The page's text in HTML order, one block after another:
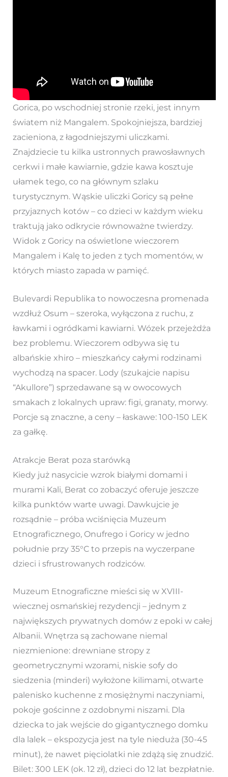
Gorica, po wschodniej stronie rzeki, jest innym
światem niż Mangalem. Spokojniejsza, bardziej
zacieniona, z łagodniejszymi uliczkami.
Znajdziecie tu kilka ustronnych prawosławnych
cerkwi i małe kawiarnie, gdzie kawa kosztuje
ułamek tego, co na głównym szlaku
turystycznym. Wąskie uliczki Goricy są pełne
przyjaznych kotów – co dzieci w każdym wieku
traktują jako odkrycie równoważne twierdzy.
Widok z Goricy na oświetlone wieczorem
Mangalem i Kalę to jeden z tych momentów, w
których miasto zapada w pamięć.
Bulevardi Republika to nowoczesna promenada
wzdłuż Osum – szeroka, wyłączona z ruchu, z
ławkami i ogródkami kawiarni. Wózek przejeżdża
bez problemu. Wieczorem odbywa się tu
albańskie xhiro – mieszkańcy całymi rodzinami
wychodzą na spacer. Lody (szukajcie napisu
“Akullore”) sprzedawane są w owocowych
smakach z lokalnych upraw: figi, granaty, morwy.
Porcje są znaczne, a ceny – łaskawe: 100-150 LEK
za gałkę.
Atrakcje Berat poza starówką
Kiedy już nasycicie wzrok białymi domami i
murami Kali, Berat co zobaczyć oferuje jeszcze
kilka punktów warte uwagi. Dawkujcie je
rozsądnie – próba wciśnięcia Muzeum
Etnograficznego, Onufrego i Goricy w jedno
południe przy 35°C to przepis na wyczerpane
dzieci i sfrustrowanych rodziców.
Muzeum Etnograficzne mieści się w XVIII-
wiecznej osmańskiej rezydencji – jednym z
największych prywatnych domów z epoki w całej
Albanii. Wnętrza są zachowane niemal
niezmienione: drewniane stropy z
geometrycznymi wzorami, niskie sofy do
siedzenia (minderi) wyłożone kilimami, otwarte
palenisko kuchenne z mosiężnymi naczyniami,
pokoje gościnne z ozdobnymi niszami. Dla
dziecka to jak wejście do gigantycznego domku
dla lalek – ekspozycja jest na tyle nieduża (30-45
minut), że nawet pięciolatki nie zdążą się znudzić.
Bilet: 300 LEK (ok. 12 zł), dzieci do 12 lat bezpłatnie.